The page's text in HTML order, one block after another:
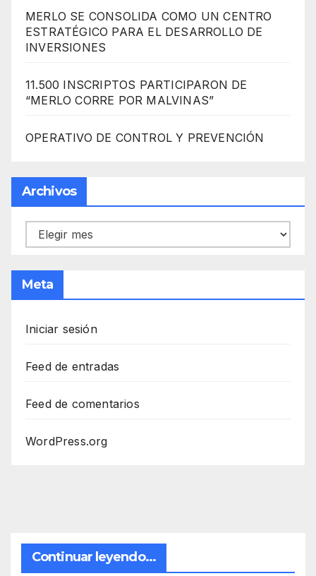
MERLO SE CONSOLIDA COMO UN CENTRO
ESTRATÉGICO PARA EL DESARROLLO DE
INVERSIONES
11.500 INSCRIPTOS PARTICIPARON DE
“MERLO CORRE POR MALVINAS”
OPERATIVO DE CONTROL Y PREVENCIÓN
Archivos
Archivos
Meta
Iniciar sesión
Feed de entradas
Feed de comentarios
WordPress.org
Continuar leyendo...